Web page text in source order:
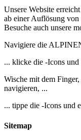
Unsere Website
ab einer Auflösung von
Besuche auch unsere
Navigiere die
... klicke die -Icons und
Wische mit dem
navigieren, ...
... tippe die -Icons und
Sitemap